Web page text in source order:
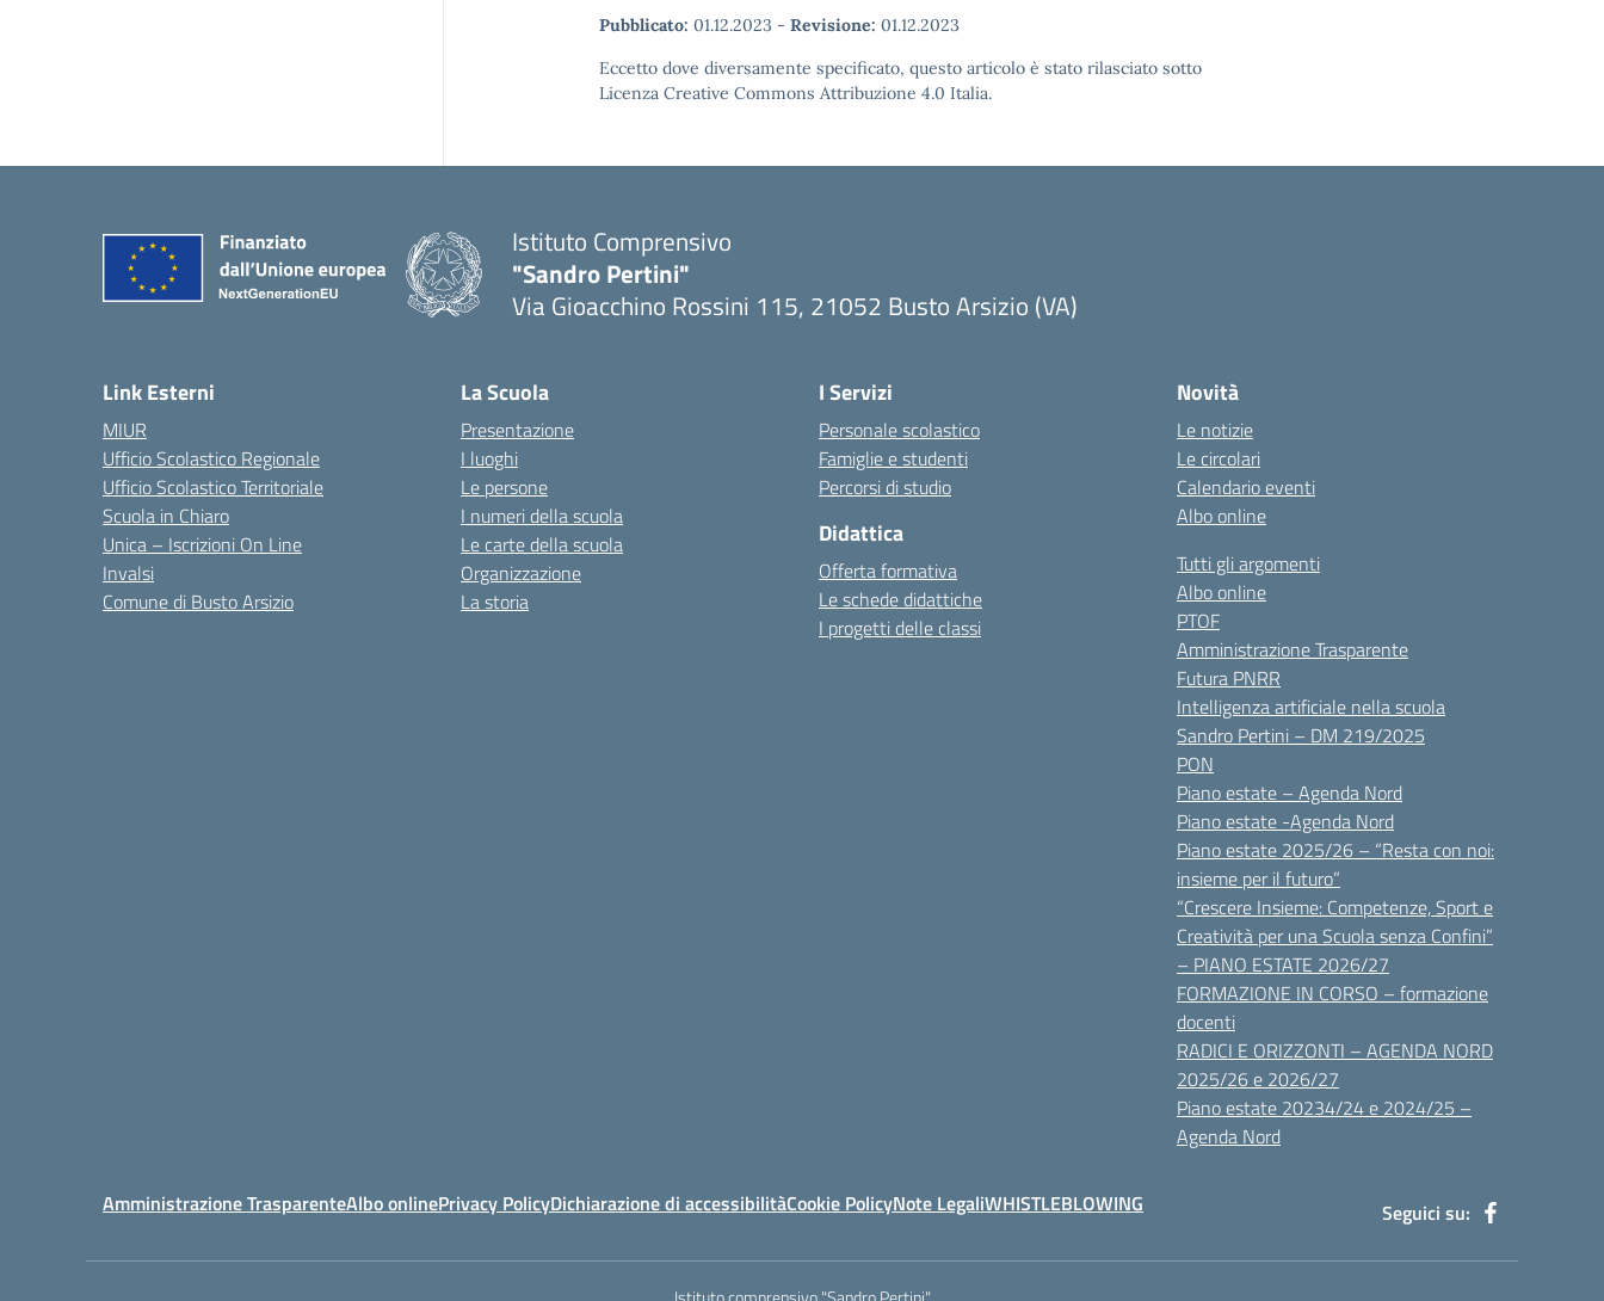
Pubblicato: 01.12.2023 - Revisione: 01.12.2023
Eccetto dove diversamente specificato, questo articolo è stato rilasciato sotto
Licenza Creative Commons Attribuzione 4.0 Italia.
Istituto Comprensivo
"Sandro Pertini"
Via Gioacchino Rossini 115, 21052 Busto Arsizio (VA)
Link Esterni
MIUR
Ufficio Scolastico Regionale
Ufficio Scolastico Territoriale
Scuola in Chiaro
Unica – Iscrizioni On Line
Invalsi
Comune di Busto Arsizio
La Scuola
Presentazione
I luoghi
Le persone
I numeri della scuola
Le carte della scuola
Organizzazione
La storia
I Servizi
Personale scolastico
Famiglie e studenti
Percorsi di studio
Didattica
Offerta formativa
Le schede didattiche
I progetti delle classi
Novità
Le notizie
Le circolari
Calendario eventi
Albo online
Tutti gli argomenti
Albo online
PTOF
Amministrazione Trasparente
Futura PNRR
Intelligenza artificiale nella scuola
Sandro Pertini – DM 219/2025
PON
Piano estate – Agenda Nord
Piano estate -Agenda Nord
Piano estate 2025/26 – “Resta con noi:
insieme per il futuro”
“Crescere Insieme: Competenze, Sport e
Creatività per una Scuola senza Confini”
– PIANO ESTATE 2026/27
FORMAZIONE IN CORSO – formazione
docenti
RADICI E ORIZZONTI – AGENDA NORD
2025/26 e 2026/27
Piano estate 20234/24 e 2024/25 –
Agenda Nord
Amministrazione TrasparenteAlbo onlinePrivacy PolicyDichiarazione di accessibilitàCookie PolicyNote LegaliWHISTLEBLOWING Seguici su: